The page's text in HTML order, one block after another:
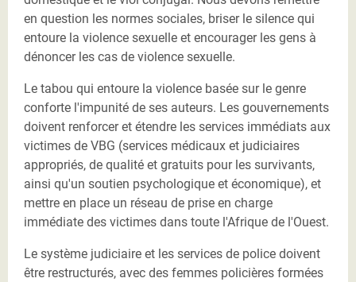
en question les normes sociales, briser le silence qui
entoure la violence sexuelle et encourager les gens à
dénoncer les cas de violence sexuelle.
Le tabou qui entoure la violence basée sur le genre
conforte l'impunité de ses auteurs. Les gouvernements
doivent renforcer et étendre les services immédiats aux
victimes de VBG (services médicaux et judiciaires
appropriés, de qualité et gratuits pour les survivants,
ainsi qu'un soutien psychologique et économique), et
mettre en place un réseau de prise en charge
immédiate des victimes dans toute l'Afrique de l'Ouest.
Le système judiciaire et les services de police doivent
être restructurés, avec des femmes policières formées